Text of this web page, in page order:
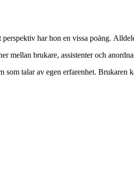
har hon en vissa poäng.
mellan brukare, assistenter och
talar av egen erfarenhet. Brukaren